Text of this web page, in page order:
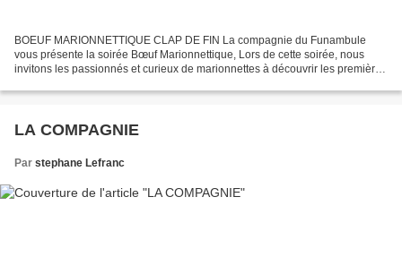
BOEUF MARIONNETTIQUE CLAP DE FIN La compagnie du Funambule
vous présente la soirée Bœuf Marionnettique, Lors de cette soirée, nous
invitons les passionnés et curieux de marionnettes à découvrir les premières
LA COMPAGNIE
Par stephane Lefranc